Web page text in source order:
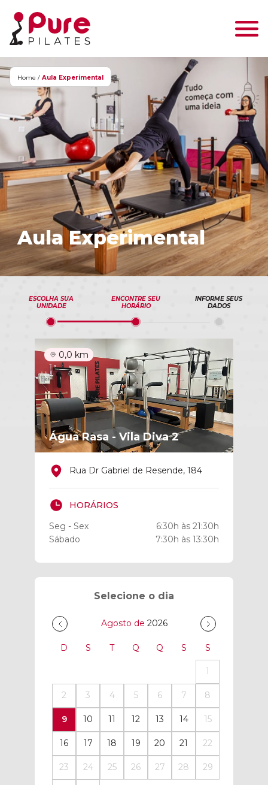
Aula Experimental
Home / Aula Experimental
ESCOLHA SUA
UNIDADE
ENCONTRE SEU
HORÁRIO
INFORME SEUS
DADOS
Água Rasa - Vila Diva 2
0,0 km
Rua Dr Gabriel de Resende, 184
HORÁRIOS
Seg - Sex
6:30h às 21:30h
Sábado
7:30h às 13:30h
Selecione o dia
Agosto de 2026
D S T Q Q S S
1
2 3 4 5 6 7 8
9 10 11 12 13 14 15
16 17 18 19 20 21 22
23 24 25 26 27 28 29